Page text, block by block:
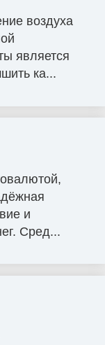
воздуха
является
ка...
и
Сред...